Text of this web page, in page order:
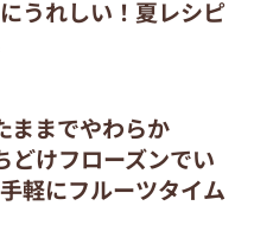
うれしい！夏レシピ
ままでやわらか
どけフローズンでい
軽にフルーツタイム